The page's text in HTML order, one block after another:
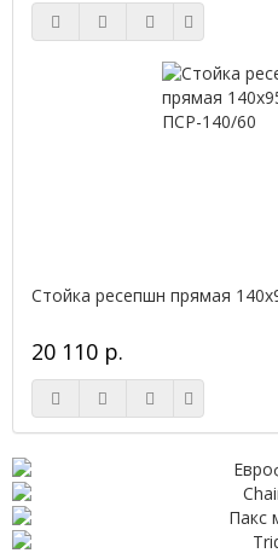
Стойка ресепшн прямая
20 110 р.